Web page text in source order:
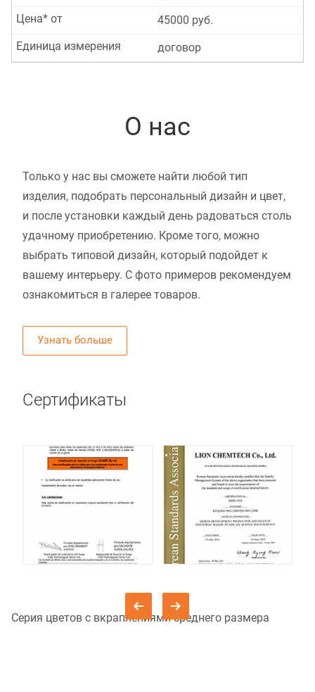
45000 руб.
Цена* от
договор
Единица измерения
О нас
Только у нас вы сможете найти любой тип
изделия, подобрать персональный дизайн и цвет,
и после установки каждый день радоваться столь
удачному приобретению. Кроме того, можно
выбрать типовой дизайн, который подойдет к
вашему интерьеру. С фото примеров рекомендуем
ознакомиться в галерее товаров.
Узнать больше
Сертификаты
Серия цветов с вкраплениями среднего размера